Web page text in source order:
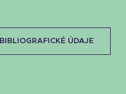
BIBLIOGRAFICKÉ ÚDAJE